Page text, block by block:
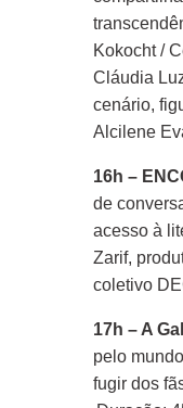
Kokocht /
Cláudia
cenário,
Alcilene
16h –
de
acesso à
Zarif,
coletivo
17h – A
pelo
fugir dos